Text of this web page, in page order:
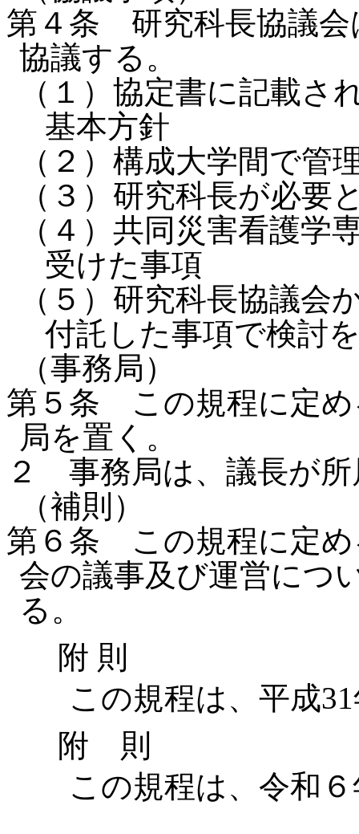
第４条 研究科長協議会
協議する。
（１）協定書に記載
基本方針
（２）構成大学間で管
（３）研究科長が必要
（４）共同災害看護学
受けた事項
（５）研究科長協議会
付託した事項で検討
（事務局）
第５条 この規程に定め
局を置く。
２ 事務局は、議長が
（補則）
第６条 この規程に定め
会の議事及び運営につ
る。
附 則
この規程は、平成31
附 則
この規程は、令和６